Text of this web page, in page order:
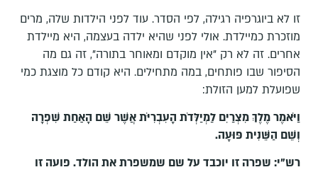
זו לא ביוגרפיה רגילה, לפי הסדר. עוד לפני הילדות שלה, מרים
מוזכרת כמיילדת. אולי לפני שהיא ילדה בעצמה, היא מיילדת
אחרים. זה לא רק "אין מוקדם ומאוחר בתורה", זה גם מה
הסיפור שבו פותחים, במה מתחילים. היא קודם כל מוצגת כמי
שפועלת למען הזולת:
וַיֹּאמֶר מֶלֶךְ מִצְרַיִם לַמְיַלְּדֹת הָעִבְרִיֹּת אֲשֶׁר שֵׁם הָאַחַת שִׁפְרָה
וְשֵׁם הַשֵּׁנִית פּוּעָה.
רש"י: שפרה זו יוכבד על שם שמשפרת את הולד. פועה זו